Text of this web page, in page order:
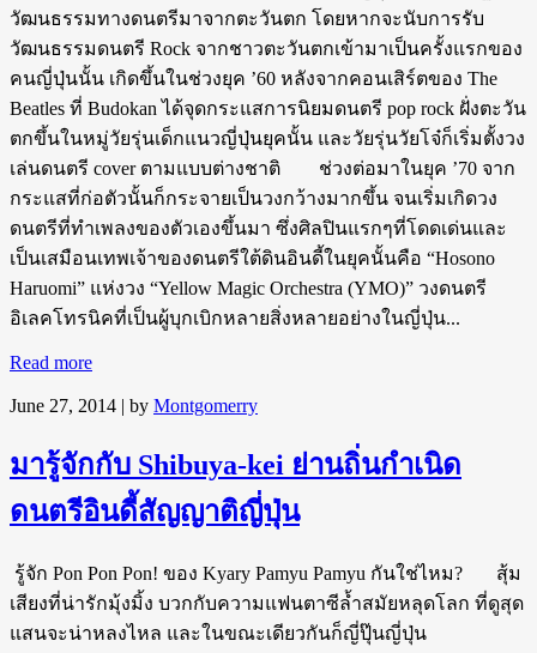
วัฒนธรรมทางดนตรีมาจากตะวันตก โดยหากจะนับการรับ
วัฒนธรรมดนตรี Rock จากชาวตะวันตกเข้ามาเป็นครั้งแรกของ
คนญี่ปุ่นนั้น เกิดขึ้นในช่วงยุค ’60 หลังจากคอนเสิร์ตของ The
Beatles ที่ Budokan ได้จุดกระแสการนิยมดนตรี pop rock ฝั่งตะวัน
ตกขึ้นในหมู่วัยรุ่นเด็กแนวญี่ปุ่นยุคนั้น และวัยรุ่นวัยโจ๋ก็เริ่มตั้งวง
เล่นดนตรี cover ตามแบบต่างชาติ ช่วงต่อมาในยุค ’70 จาก
กระแสที่ก่อตัวนั้นก็กระจายเป็นวงกว้างมากขึ้น จนเริ่มเกิดวง
ดนตรีที่ทำเพลงของตัวเองขึ้นมา ซึ่งศิลปินแรกๆที่โดดเด่นและ
เป็นเสมือนเทพเจ้าของดนตรีใต้ดินอินดี้ในยุคนั้นคือ “Hosono
Haruomi” แห่งวง “Yellow Magic Orchestra (YMO)” วงดนตรี
อิเลคโทรนิคที่เป็นผู้บุกเบิกหลายสิ่งหลายอย่างในญี่ปุ่น...
Read more
June 27, 2014 | by Montgomerry
มารู้จักกับ Shibuya-kei ย่านถิ่นกำเนิด
ดนตรีอินดี้สัญญาติญี่ปุ่น
รู้จัก Pon Pon Pon! ของ Kyary Pamyu Pamyu กันใช่ไหม? สุ้ม
เสียงที่น่ารักมุ้งมิ้ง บวกกับความแฟนตาซีล้ำสมัยหลุดโลก ที่ดูสุด
แสนจะน่าหลงไหล และในขณะเดียวกันก็ญี่ปุ๊นญี่ปุ่น